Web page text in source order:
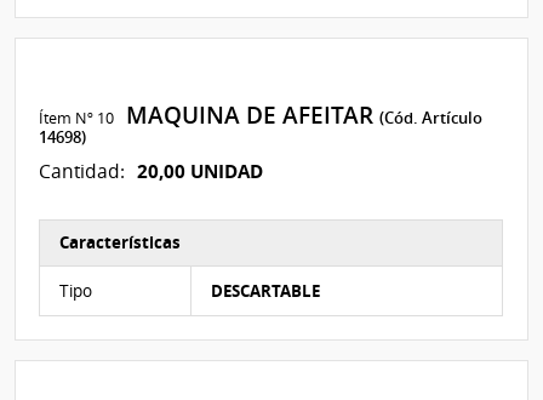
Ítem Nº 10 MAQUINA DE AFEITAR(Cód. Artículo
14698)
Cantidad: 20,00 UNIDAD
Características
Tipo DESCARTABLE